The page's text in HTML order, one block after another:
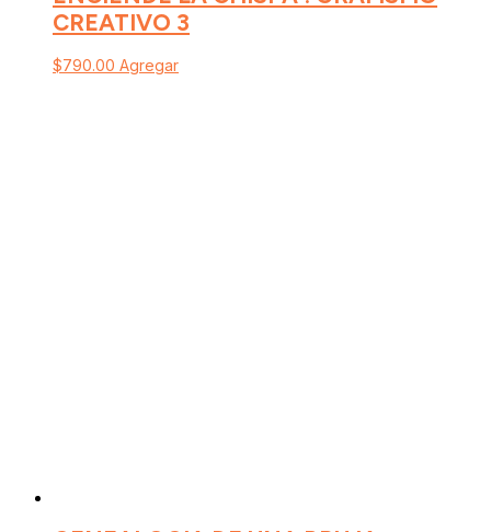
CREATIVO 3
$790.00 Agregar